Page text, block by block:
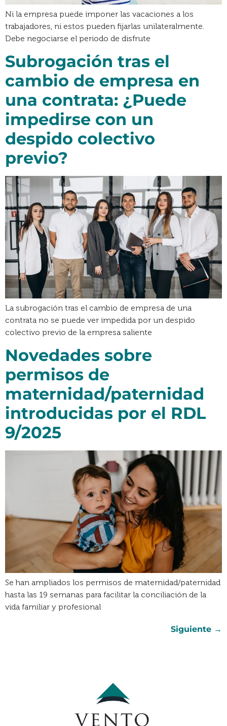
Ni la empresa puede imponer las vacaciones a los
trabajadores, ni estos pueden fijarlas unilateralmente.
Debe negociarse el periodo de disfrute
Subrogación tras el
cambio de empresa en
una contrata: ¿Puede
impedirse con un
despido colectivo
previo?
La subrogación tras el cambio de empresa de una
contrata no se puede ver impedida por un despido
colectivo previo de la empresa saliente
Novedades sobre
permisos de
maternidad/paternidad
introducidas por el RDL
9/2025
Se han ampliados los permisos de maternidad/paternidad
hasta las 19 semanas para facilitar la conciliación de la
vida familiar y profesional
Siguiente →